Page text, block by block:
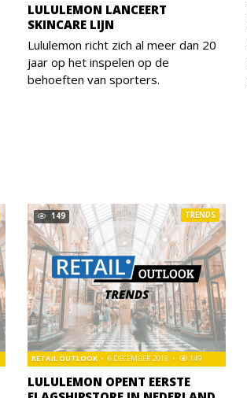
LULULEMON LANCEERT
SKINCARE LIJN
Lululemon richt zich al meer dan 20
jaar op het inspelen op de
behoeften van sporters.
149
LULULEMON OPENT EERSTE
RETAIL OUTLOOK 6 DECEMBER 2018 149
TRENDS